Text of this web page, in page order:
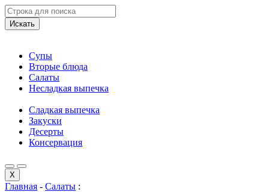
Искать
Супы
Вторые блюда
Салаты
Несладкая выпечка
Сладкая выпечка
Закуски
Десерты
Консервация
X
Главная - Салаты :